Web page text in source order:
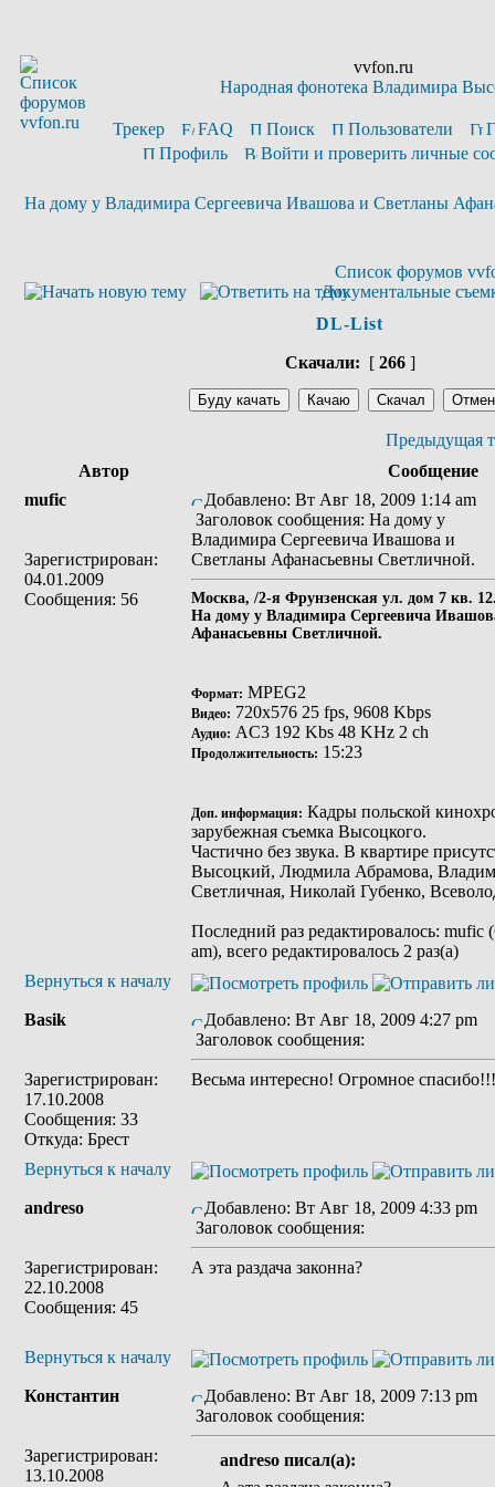
vvfon.ru
Народная фонотека Владимира
Трекер FAQ Поиск Пользователи
Профиль
Войти и проверить личные
На дому у Владимира Сергеевича Ивашова и Светланы
Список форумов
Документальные
DL-List
Скачали: [ 266]
Предыдущая
Автор
Сообщение
mufic
Зарегистрирован:
04.01.2009
Сообщения: 56
Добавлено: Вт Авг 18, 2009 1:14 am
Заголовок сообщения: На дому у
Владимира Сергеевича Ивашова и
Светланы Афанасьевны Светличной.
Москва, /2-я Фрунзенская ул. дом 7 кв.
На дому у Владимира Сергеевича
Афанасьевны Светличной.
Формат: MPEG2
Видео: 720x576 25 fps, 9608 Kbps
Аудио: AC3 192 Kbs 48 KHz 2 ch
Продолжительность: 15:23
Доп. информация: Кадры польской
зарубежная съемка Высоцкого.
Частично без звука. В квартире
Высоцкий, Людмила Абрамова,
Светличная, Николай Губенко,
Последний раз редактировалось:
am), всего редактировалось 2 раз(а)
Вернуться к началу
Basik
Зарегистрирован:
17.10.2008
Сообщения: 33
Откуда: Брест
Добавлено: Вт Авг 18, 2009 4:27 pm
Заголовок сообщения:
Весьма интересно! Огромное спасибо!!!
Вернуться к началу
andreso
Зарегистрирован:
22.10.2008
Сообщения: 45
Добавлено: Вт Авг 18, 2009 4:33 pm
Заголовок сообщения:
А эта раздача законна?
Вернуться к началу
Константин
Зарегистрирован:
13.10.2008
Добавлено: Вт Авг 18, 2009 7:13 pm
Заголовок сообщения:
andreso писал(а):